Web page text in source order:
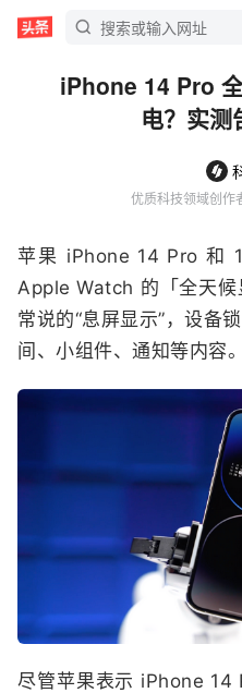
iPhone 14 Pro
电？实测
优质科技领域创作
苹果 iPhone 14 Pro 和
Apple Watch 的「全天候
常说的“息屏显示”，设备
间、小组件、通知等内容。
尽管苹果表示 iPhone 14